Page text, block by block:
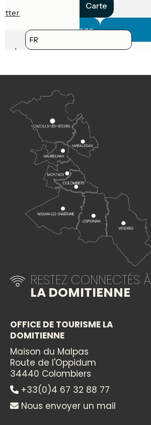
RESTEZ CONNECTÉS À
LA DOMITIENNE
OFFICE DE TOURISME LA
DOMITIENNE
Maison du Malpas
Route de l'Oppidum
34440 Colombiers
+33(0)4 67 32 88 77
Nous envoyer un mail